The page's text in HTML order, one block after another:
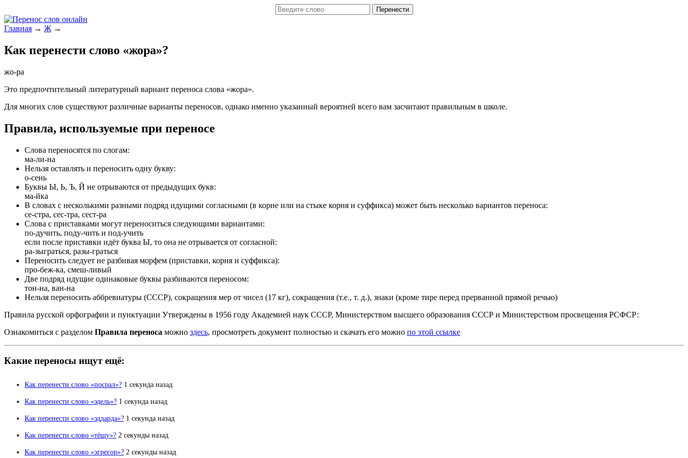
Главная → Ж →
Как перенести слово «жора»?
жо-ра
Это предпочтительный литературный вариант переноса слова «жора».
Для многих слов существуют различные варианты переносов, однако именно указанный вероятней всего вам засчитают правильным в школе.
Правила, используемые при переносе
Слова переносятся по слогам:
ма-ли-на
Нельзя оставлять и переносить одну букву:
о-сень
Буквы Ы, Ь, Ъ, Й не отрываются от предыдущих букв:
ма-йка
В словах с несколькими разными подряд идущими согласными (в корне или на стыке корня и суффикса) может быть несколько вариантов переноса:
се-стра, сес-тра, сест-ра
Слова с приставками могут переноситься следующими вариантами:
по-дучить, поду-чить и под-учить
если после приставки идёт буква Ы, то она не отрывается от согласной:
ра-зыграться, разы-граться
Переносить следует не разбивая морфем (приставки, корня и суффикса):
про-беж-ка, смеш-ливый
Две подряд идущие одинаковые буквы разбиваются переносом:
тон-на, ван-на
Нельзя переносить аббревиатуры (СССР), сокращения мер от чисел (17 кг), сокращения (т.е., т. д.), знаки (кроме тире перед прерванной прямой речью)
Правила русской орфографии и пунктуации Утверждены в 1956 году Академией наук СССР, Министерством высшего образования СССР и Министерством просвещения РСФСР:
Ознакомиться с разделом Правила переноса можно здесь, просмотреть документ полностью и скачать его можно по этой ссылке
Какие переносы ищут ещё:
Как перенести слово «посрал»? 1 секунда назад
Как перенести слово «эдель»? 1 секунда назад
Как перенести слово «эддарда»? 1 секунда назад
Как перенести слово «тёщу»? 2 секунды назад
Как перенести слово «эгрегор»? 2 секунды назад